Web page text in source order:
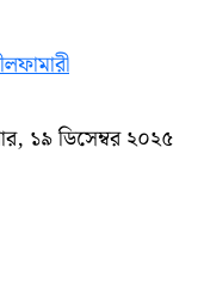
১৯ ডিসেম্বর ২০২৫